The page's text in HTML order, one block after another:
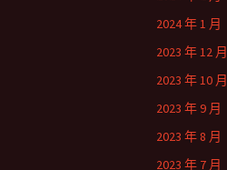
2024 年 1 月
2023 年 12 月
2023 年 10 月
2023 年 9 月
2023 年 8 月
2023 年 7 月